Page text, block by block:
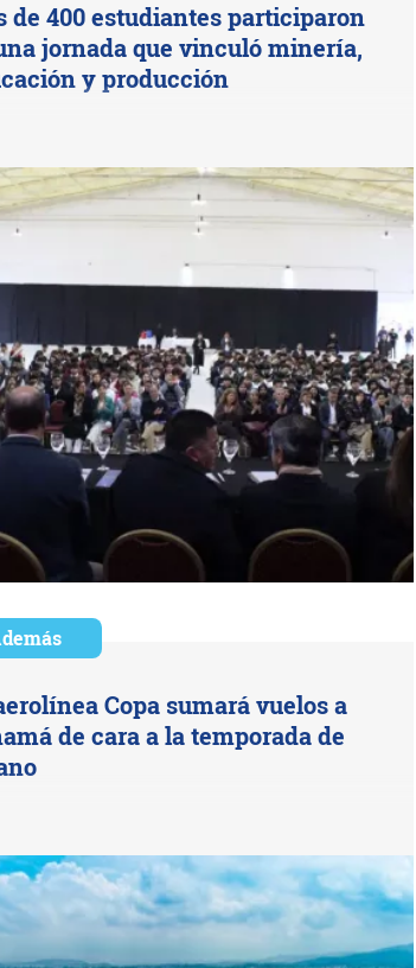
de 400 estudiantes participaron
jornada que vinculó minería,
y producción
Copa sumará vuelos a
de cara a la temporada de